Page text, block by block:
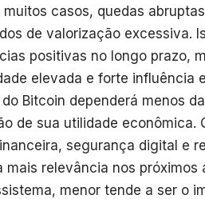
casos, quedas
de valorização excessiva.
positivas no longo prazo,
elevada e forte influência
Bitcoin dependerá menos
de sua utilidade econômica.
segurança digital e
relevância nos próximos
menor tende a ser o